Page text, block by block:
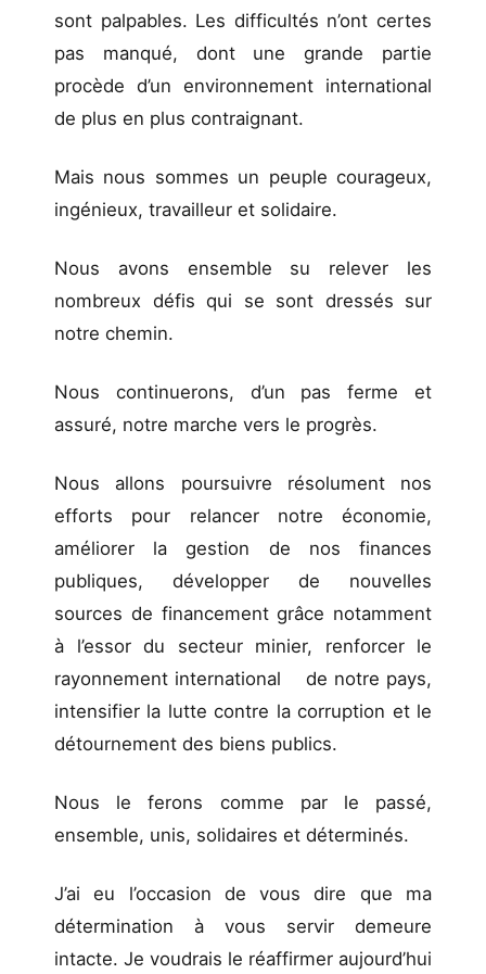
sont palpables. Les difficultés n’ont certes
pas manqué, dont une grande partie
procède d’un environnement international
de plus en plus contraignant.
Mais nous sommes un peuple courageux,
ingénieux, travailleur et solidaire.
Nous avons ensemble su relever les
nombreux défis qui se sont dressés sur
notre chemin.
Nous continuerons, d’un pas ferme et
assuré, notre marche vers le progrès.
Nous allons poursuivre résolument nos
efforts pour relancer notre économie,
améliorer la gestion de nos finances
publiques, développer de nouvelles
sources de financement grâce notamment
à l’essor du secteur minier, renforcer le
rayonnement international de notre pays,
intensifier la lutte contre la corruption et le
détournement des biens publics.
Nous le ferons comme par le passé,
ensemble, unis, solidaires et déterminés.
J’ai eu l’occasion de vous dire que ma
détermination à vous servir demeure
intacte. Je voudrais le réaffirmer aujourd’hui